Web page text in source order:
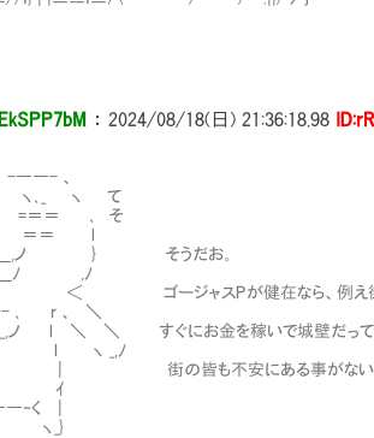
： 2024/08/18(日) 21:36:18.98
、
_ ヽ て
､ そ
＝ l
,ノ } そうだお。
ﾉ ,ﾉ
スPが健在なら、例え街が破
、 ＼
＼ すぐにお金を稼いで城壁だって直せ
_,ﾉ
も不安にある事がないん
ｲ
|
_}